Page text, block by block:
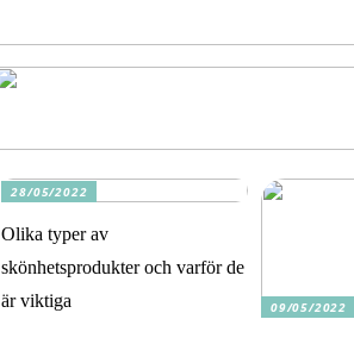
28/05/2022
Olika typer av
skönhetsprodukter och varför de
är viktiga
09/05/2022